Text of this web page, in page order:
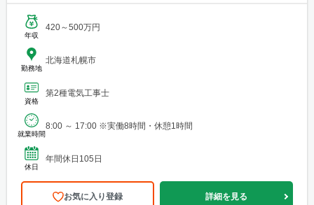
年収
420～500万円
勤務地
北海道札幌市
資格
第2種電気工事士
就業時間
8:00 ～ 17:00 ※実働8時間・休憩1時間
休日
年間休日105日
お気に入り登録 詳細を見る